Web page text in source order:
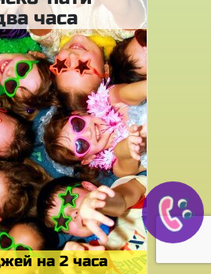
часа
на 2 часа